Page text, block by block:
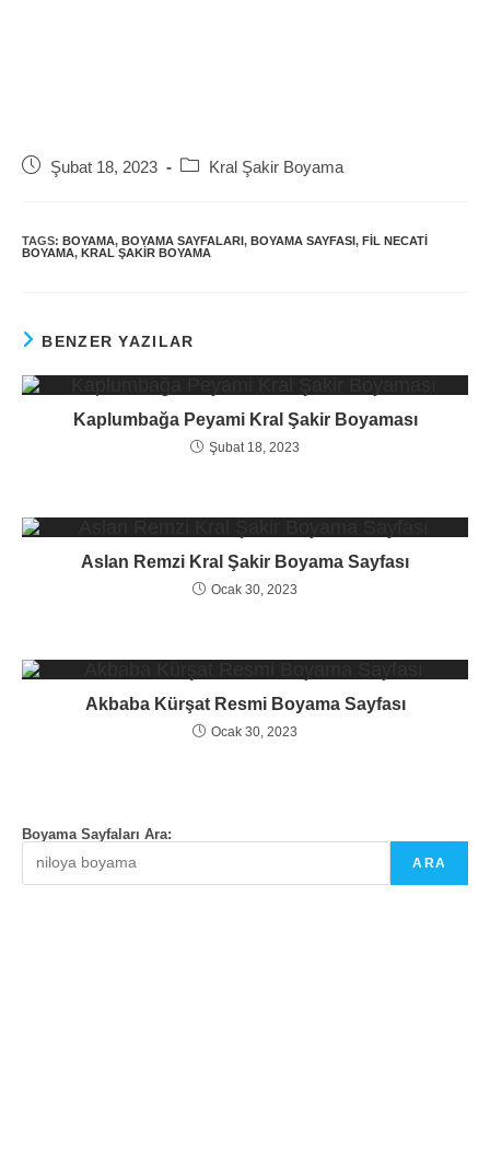
Post Şubat 18, 2023
Post Kral Şakir Boyama
TAGS: BOYAMA, BOYAMA SAYFALARI, BOYAMA SAYFASI, FIL NECATI
BOYAMA, KRAL ŞAKIR BOYAMA
BENZER YAZILAR
Kaplumbağa Peyami Kral Şakir Boyaması
Şubat 18, 2023
Aslan Remzi Kral Şakir Boyama Sayfası
Ocak 30, 2023
Akbaba Kürşat Resmi Boyama Sayfası
Ocak 30, 2023
Boyama Sayfaları Ara:
ARA